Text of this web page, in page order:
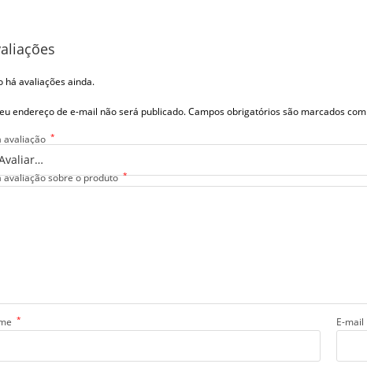
há avaliações ainda.
endereço de e-mail não será publicado.Campos obrigatórios são marcados com
avaliação *
avaliação sobre o produto *
* E-mail